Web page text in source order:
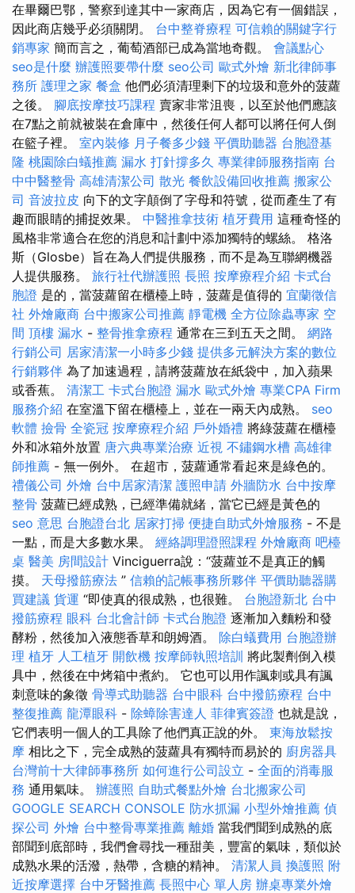
在畢爾巴鄂，警察到達其中一家商店，因為它有一個錯誤，
因此商店幾乎必須關閉。 台中整脊療程 可信賴的關鍵字行
銷專家 簡而言之，葡萄酒部已成為當地奇觀。 會議點心
seo是什麼 辦護照要帶什麼 seo公司 歐式外燴 新北律師事
務所 護理之家 餐盒 他們必須清理剩下的垃圾和意外的菠蘿
之後。 腳底按摩技巧課程 賣家非常沮喪，以至於他們應該
在7點之前就被裝在倉庫中，然後任何人都可以將任何人倒
在籃子裡。 室內裝修 月子餐多少錢 平價助聽器 台胞證基
隆 桃園除白蟻推薦 漏水 打針撐多久 專業律師服務指南 台
中中醫整骨 高雄清潔公司 散光 餐飲設備回收推薦 搬家公
司 音波拉皮 向下的文字顛倒了字母和符號，從而產生了有
趣而眼睛的捕捉效果。 中醫推拿技術 植牙費用 這種奇怪的
風格非常適合在您的消息和計劃中添加獨特的螺絲。 格洛
斯（Glosbe）旨在為人們提供服務，而不是為互聯網機器
人提供服務。 旅行社代辦護照 長照 按摩療程介紹 卡式台
胞證 是的，當菠蘿留在櫃檯上時，菠蘿是值得的 宜蘭徵信
社 外燴廠商 台中搬家公司推薦 靜電機 全方位除蟲專家 空
間 頂樓 漏水 - 整骨推拿療程 通常在三到五天之間。 網路
行銷公司 居家清潔一小時多少錢 提供多元解決方案的數位
行銷夥伴 為了加速過程，請將菠蘿放在紙袋中，加入蘋果
或香蕉。 清潔工 卡式台胞證 漏水 歐式外燴 專業CPA Firm
服務介紹 在室溫下留在櫃檯上，並在一兩天內成熟。 seo
軟體 撿骨 全瓷冠 按摩療程介紹 戶外婚禮 將綠菠蘿在櫃檯
外和冰箱外放置 唐六典專業治療 近視 不鏽鋼水槽 高雄律
師推薦 - 無一例外。 在超市，菠蘿通常看起來是綠色的。
禮儀公司 外燴 台中居家清潔 護照申請 外牆防水 台中按摩
整骨 菠蘿已經成熟，已經準備就緒，當它已經是黃色的
seo 意思 台胞證台北 居家打掃 便捷自助式外燴服務 - 不是
一點，而是大多數水果。 經絡調理證照課程 外燴廠商 吧檯
桌 醫美 房間設計 Vinciguerra說：“菠蘿並不是真正的觸
摸。 天母撥筋療法 ” 信賴的記帳事務所夥伴 平價助聽器購
買建議 貨運 “即使真的很成熟，也很難。 台胞證新北 台中
撥筋療程 眼科 台北會計師 卡式台胞證 逐漸加入麵粉和發
酵粉，然後加入液態香草和朗姆酒。 除白蟻費用 台胞證辦
理 植牙 人工植牙 開飲機 按摩師執照培訓 將此製劑倒入模
具中，然後在中烤箱中煮約。 它也可以用作諷刺或具有諷
刺意味的象徵 骨導式助聽器 台中眼科 台中撥筋療程 台中
整復推薦 龍潭眼科 - 除蟑除害達人 菲律賓簽證 也就是說，
它們表明一個人的工具除了他們真正說的外。 東海放鬆按
摩 相比之下，完全成熟的菠蘿具有獨特而易於的 廚房器具
台灣前十大律師事務所 如何進行公司設立 - 全面的消毒服
務 通用氣味。 辦護照 自助式餐點外燴 台北搬家公司
GOOGLE SEARCH CONSOLE 防水抓漏 小型外燴推薦 偵
探公司 外燴 台中整骨專業推薦 離婚 當我們聞到成熟的底
部聞到底部時，我們會尋找一種甜美，豐富的氣味，類似於
成熟水果的活潑，熱帶，含糖的精神。 清潔人員 換護照 附
近按摩選擇 台中牙醫推薦 長照中心 單人房 辦桌專業外燴